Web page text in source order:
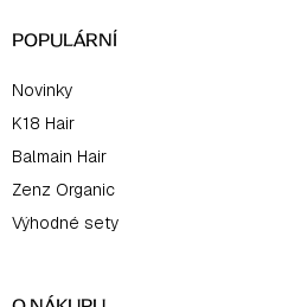
POPULÁRNÍ
Novinky
K18 Hair
Balmain Hair
Zenz Organic
Výhodné sety